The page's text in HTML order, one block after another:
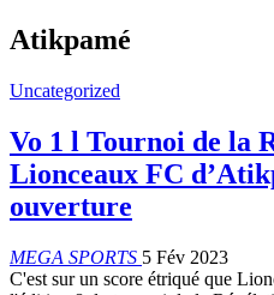
Atikpamé
Uncategorized
Vo 1 l Tournoi de la
Lionceaux FC
ouverture
MEGA SPORTS 5 Fév 2023
C'est sur un score étriqué que